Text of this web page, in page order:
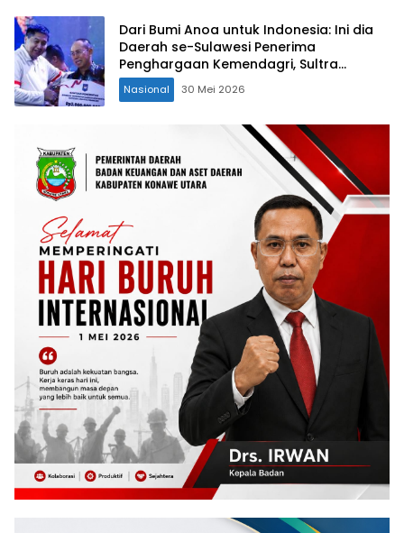
Dari Bumi Anoa untuk Indonesia: Ini dia
Daerah se-Sulawesi Penerima
Penghargaan Kemendagri, Sultra
Kategori Ke-II
Nasional 30 Mei 2026